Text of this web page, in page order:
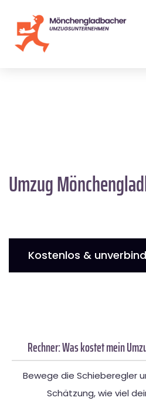
Umzug
Kostenlos &
Rechner: Was kostet mein
Bewege die Schieberegler
Schätzung, wie viel